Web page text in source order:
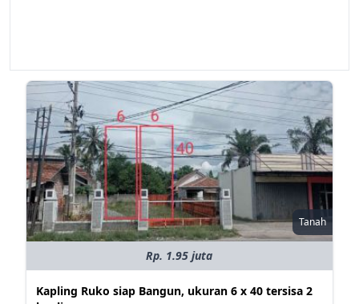
Tanah
Rp. 1.95 juta
Kapling Ruko siap Bangun, ukuran 6 x 40 tersisa 2